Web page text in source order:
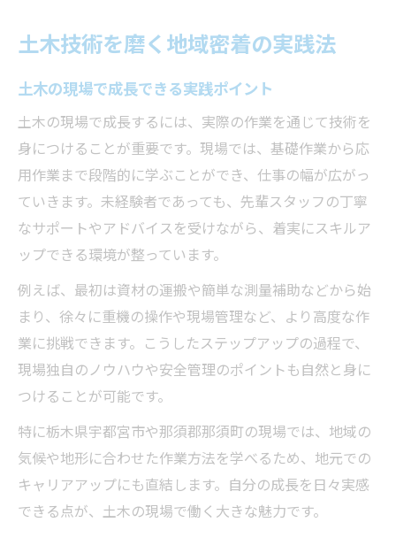
キャリアアップを叶える土木スキル向上術
キャリア形成に役立つ土木技術の磨き方
土木の現場経験が収入アップに直結
資格取得で広がる土木キャリアの道
土木技術者を目指すための学びの進め方
安定就職を目指すなら土木技術習得を
土木の仕事で安定した生活を実現する方法
土木分野で生かせる資格とキャリア設計
現場で活きる土木の力を高める秘訣
土木現場で役立つ実践力の養い方
現場経験で磨く土木技術の具体例
土木の現場で求められる判断力アップ術
安全意識が土木力向上につながる理由
土木技術を磨く地域密着の実践法
土木の現場で成長できる実践ポイント
土木の現場で成長するには、実際の作業を通じて技術を
身につけることが重要です。現場では、基礎作業から応
用作業まで段階的に学ぶことができ、仕事の幅が広がっ
ていきます。未経験者であっても、先輩スタッフの丁寧
なサポートやアドバイスを受けながら、着実にスキルア
ップできる環境が整っています。
例えば、最初は資材の運搬や簡単な測量補助などから始
まり、徐々に重機の操作や現場管理など、より高度な作
業に挑戦できます。こうしたステップアップの過程で、
現場独自のノウハウや安全管理のポイントも自然と身に
つけることが可能です。
特に栃木県宇都宮市や那須郡那須町の現場では、地域の
気候や地形に合わせた作業方法を学べるため、地元での
キャリアアップにも直結します。自分の成長を日々実感
できる点が、土木の現場で働く大きな魅力です。